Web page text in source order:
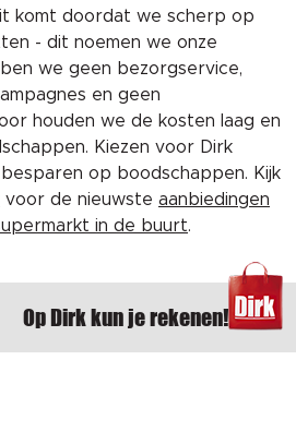
komt doordat we scherp op
- dit noemen we onze
we geen bezorgservice,
en geen
houden we de kosten laag en
Kiezen voor Dirk
op boodschappen. Kijk
voor de nieuwste aanbiedingen
in de buurt.
Op Dirk kun je rekenen!